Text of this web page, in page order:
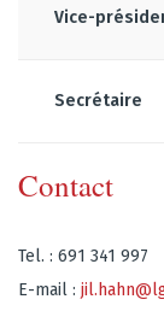
Vice-
Secrétaire
Contact
Tel. : 691 341 997
E-mail :